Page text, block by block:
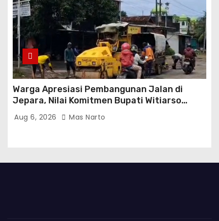
Warga Apresiasi Pembangunan Jalan di
Jepara, Nilai Komitmen Bupati Witiarso
Tingkatkan Infrastruktur dan Perekonomian
Aug 6, 2026 Mas Narto